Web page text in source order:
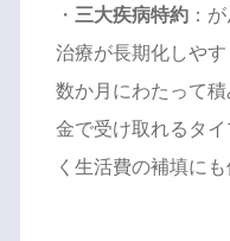
・ 三大疾病特約：が
治療が長期化しや
数か月にわたって
金で受け取れるタ
く生活費の補填に